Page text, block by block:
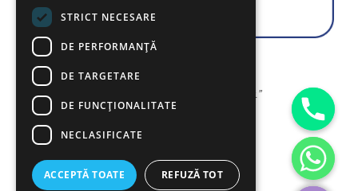
“To plant a garden is to believe in tomorrow.”
Audrey Hepburn
Hide
chaty
STRICT NECESARE
DE PERFORMANȚĂ
DE TARGETARE
DE FUNCŢIONALITATE
NECLASIFICATE
ACCEPTĂ TOATE REFUZĂ TOT